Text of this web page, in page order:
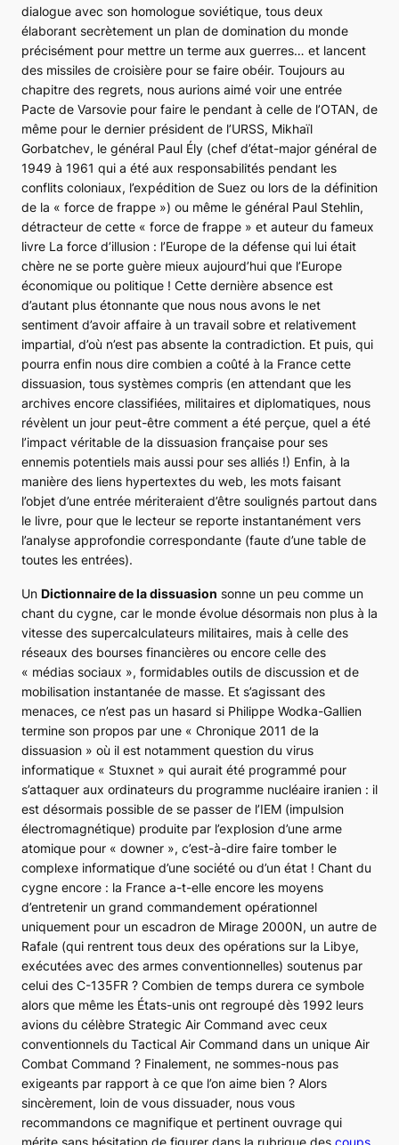
dialogue avec son homologue soviétique, tous deux
élaborant secrètement un plan de domination du monde
précisément pour mettre un terme aux guerres… et lancent
des missiles de croisière pour se faire obéir. Toujours au
chapitre des regrets, nous aurions aimé voir une entrée
Pacte de Varsovie pour faire le pendant à celle de l’OTAN, de
même pour le dernier président de l’URSS, Mikhaïl
Gorbatchev, le général Paul Ély (chef d’état-major général de
1949 à 1961 qui a été aux responsabilités pendant les
conflits coloniaux, l’expédition de Suez ou lors de la définition
de la « force de frappe ») ou même le général Paul Stehlin,
détracteur de cette « force de frappe » et auteur du fameux
livre La force d’illusion : l’Europe de la défense qui lui était
chère ne se porte guère mieux aujourd’hui que l’Europe
économique ou politique ! Cette dernière absence est
d’autant plus étonnante que nous nous avons le net
sentiment d’avoir affaire à un travail sobre et relativement
impartial, d’où n’est pas absente la contradiction. Et puis, qui
pourra enfin nous dire combien a coûté à la France cette
dissuasion, tous systèmes compris (en attendant que les
archives encore classifiées, militaires et diplomatiques, nous
révèlent un jour peut-être comment a été perçue, quel a été
l’impact véritable de la dissuasion française pour ses
ennemis potentiels mais aussi pour ses alliés !) Enfin, à la
manière des liens hypertextes du web, les mots faisant
l’objet d’une entrée mériteraient d’être soulignés partout dans
le livre, pour que le lecteur se reporte instantanément vers
l’analyse approfondie correspondante (faute d’une table de
toutes les entrées).
Un Dictionnaire de la dissuasion sonne un peu comme un
chant du cygne, car le monde évolue désormais non plus à la
vitesse des supercalculateurs militaires, mais à celle des
réseaux des bourses financières ou encore celle des
« médias sociaux », formidables outils de discussion et de
mobilisation instantanée de masse. Et s’agissant des
menaces, ce n’est pas un hasard si Philippe Wodka-Gallien
termine son propos par une « Chronique 2011 de la
dissuasion » où il est notamment question du virus
informatique « Stuxnet » qui aurait été programmé pour
s’attaquer aux ordinateurs du programme nucléaire iranien : il
est désormais possible de se passer de l’IEM (impulsion
électromagnétique) produite par l’explosion d’une arme
atomique pour « downer », c’est-à-dire faire tomber le
complexe informatique d’une société ou d’un état ! Chant du
cygne encore : la France a-t-elle encore les moyens
d’entretenir un grand commandement opérationnel
uniquement pour un escadron de Mirage 2000N, un autre de
Rafale (qui rentrent tous deux des opérations sur la Libye,
exécutées avec des armes conventionnelles) soutenus par
celui des C-135FR ? Combien de temps durera ce symbole
alors que même les États-unis ont regroupé dès 1992 leurs
avions du célèbre Strategic Air Command avec ceux
conventionnels du Tactical Air Command dans un unique Air
Combat Command ? Finalement, ne sommes-nous pas
exigeants par rapport à ce que l’on aime bien ? Alors
sincèrement, loin de vous dissuader, nous vous
recommandons ce magnifique et pertinent ouvrage qui
mérite sans hésitation de figurer dans la rubrique des coups